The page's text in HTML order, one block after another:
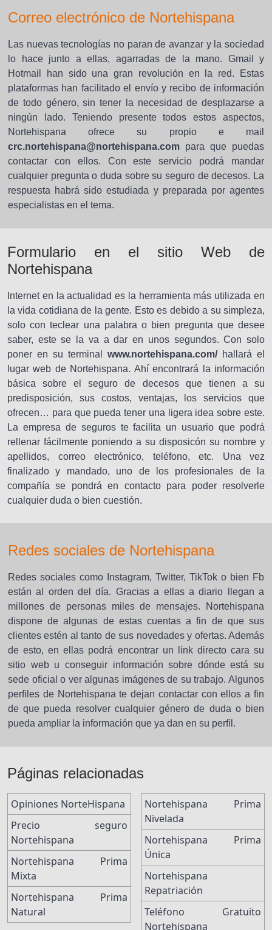
Correo electrónico de Nortehispana
Las nuevas tecnologías no paran de avanzar y la sociedad
lo hace junto a ellas, agarradas de la mano. Gmail y
Hotmail han sido una gran revolución en la red. Estas
plataformas han facilitado el envío y recibo de información
de todo género, sin tener la necesidad de desplazarse a
ningún lado. Teniendo presente todos estos aspectos,
Nortehispana ofrece su propio e mail
crc.nortehispana@nortehispana.com para que puedas
contactar con ellos. Con este servicio podrá mandar
cualquier pregunta o duda sobre su seguro de decesos. La
respuesta habrá sido estudiada y preparada por agentes
especialistas en el tema.
Formulario en el sitio Web de
Nortehispana
Internet en la actualidad es la herramienta más utilizada en
la vida cotidiana de la gente. Esto es debido a su simpleza,
solo con teclear una palabra o bien pregunta que desee
saber, este se la va a dar en unos segundos. Con solo
poner en su terminal www.nortehispana.com/hallará el
lugar web de Nortehispana. Ahí encontrará la información
básica sobre el seguro de decesos que tienen a su
predisposición, sus costos, ventajas, los servicios que
ofrecen… para que pueda tener una ligera idea sobre este.
La empresa de seguros te facilita un usuario que podrá
rellenar fácilmente poniendo a su disposicón su nombre y
apellidos, correo electrónico, teléfono, etc. Una vez
finalizado y mandado, uno de los profesionales de la
compañía se pondrá en contacto para poder resolverle
cualquier duda o bien cuestión.
Redes sociales de Nortehispana
Redes sociales como Instagram, Twitter, TikTok o bien Fb
están al orden del día. Gracias a ellas a diario llegan a
millones de personas miles de mensajes. Nortehispana
dispone de algunas de estas cuentas a fin de que sus
clientes estén al tanto de sus novedades y ofertas. Además
de esto, en ellas podrá encontrar un link directo cara su
sitio web u conseguir información sobre dónde está su
sede oficial o ver algunas imágenes de su trabajo. Algunos
perfiles de Nortehispana te dejan contactar con ellos a fin
de que pueda resolver cualquier género de duda o bien
pueda ampliar la información que ya dan en su perfil.
Páginas relacionadas
Opiniones NorteHispana
Precio seguro
Nortehispana
Nortehispana Prima
Mixta
Nortehispana Prima
Natural
Nortehispana Prima
Nivelada
Nortehispana Prima
Única
Nortehispana
Repatriación
Teléfono Gratuito
Nortehispana